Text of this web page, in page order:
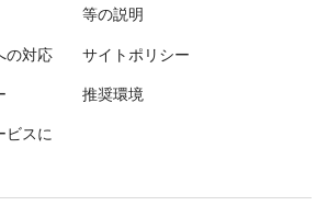
等の説明
の対応 サイトポリシー
推奨環境
ビスに